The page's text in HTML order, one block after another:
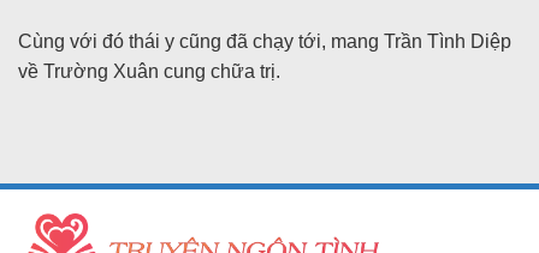
Cùng với đó thái y cũng đã chạy tới, mang Trần Tình Diệp
về Trường Xuân cung chữa trị.